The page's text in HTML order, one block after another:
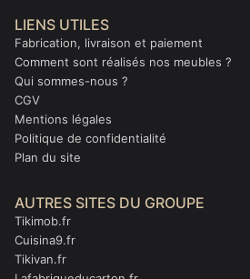
LIENS UTILES
Fabrication, livraison et paiement
Comment sont réalisés nos meubles ?
Qui sommes-nous ?
CGV
Mentions légales
Politique de confidentialité
Plan du site
AUTRES SITES DU GROUPE
Tikimob.fr
Cuisina9.fr
Tikivan.fr